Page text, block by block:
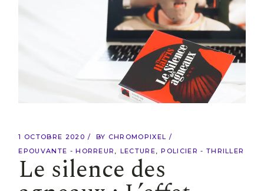
1 OCTOBRE 2020 BY CHROMOPIXEL
EPOUVANTE - HORREUR
LECTURE POLICIER - THRILLER
Le silence des